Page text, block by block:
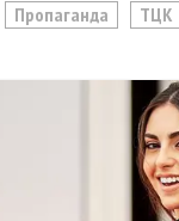
Пропаганда ТЦК